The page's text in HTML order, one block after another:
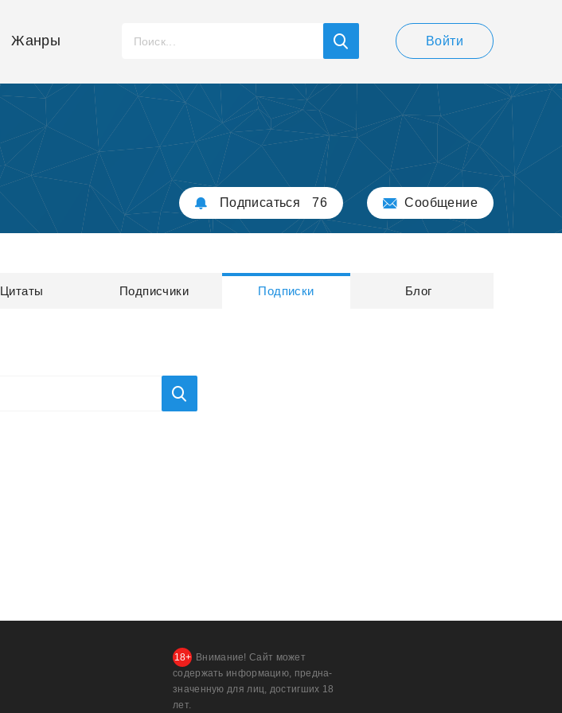
Жанры Войти
Подписаться 76 Сообщение
Цитаты Подписчики Подписки Блог
Внимание! Сайт может
содержать информацию, предна­
значенную для лиц, дости­гших 18
лет.